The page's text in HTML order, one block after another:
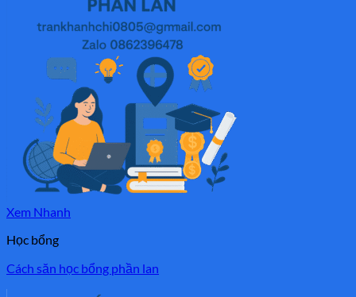
Xem Nhanh
Học bổng
Cách săn học bổng phần lan